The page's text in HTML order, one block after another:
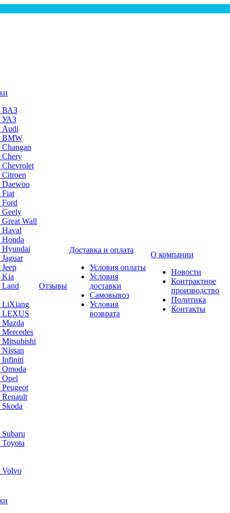
ВАЗ
УАЗ
Audi
BMW
Chery
Daewoo
Fiat
Ford
Geely
Wall
Haval
Hyundai
Kia
Land
LiXiang
LEXUS
Mitsubishi
Infiniti
Opel
Volvo
Отзывы
Доставка и оплата
Условия оплаты
Условия
доставки
Самовывоз
Условия
возврата
О компании
Новости
Контрактное
производство
Политика
Контакты